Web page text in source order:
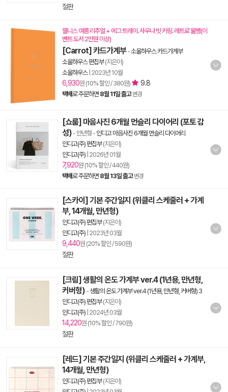
절판
웰니스 여름 리추얼 + 에그 트레이. 사우나 빗 키링. 레트로 물병(이
벤트 도서 2만원 이상)
[Carrot] 카드가계부-소울하우스 카드가계부
소울하우스 편집부(지은이)
소울하우스| 2023년 10월
6,930원 (10% 할인 / 380원) 9.8
택배로 주문하면 8월 11일 출고 변경
[쇼룸] 마음사진 6개월 먼슬리 다이어리 (포토 감
성) - 만년형 - 인디고 마음사진 6개월 먼슬리 다이어리
인디고(주) 편집부(지은이)
인디고(주) 2026년 01월
7,920원 (10% 할인 / 440원)
택배로 주문하면 8월 13일 출고 변경
[스카이] 기본 주간일지 (위클리 스케줄러 + 가계
부, 14개월, 만년형)
인디고(주) 편집부(지은이)
인디고(주) 2023년 03월
9,440원 (20% 할인 / 590원)
절판
[크림] 생활의 온도 가계부 ver.4 (1년용, 만년형,
커버형) - 생활의 온도 가계부 ver.4 (1년용, 만년형, 커버형) 3
인디고(주) 편집부(지은이)
인디고(주) 2024년 03월
14,220원 (10% 할인 / 790원)
절판
[레드] 기본 주간일지 (위클리 스케줄러 + 가계부,
14개월, 만년형)
인디고(주) 편집부(지은이)